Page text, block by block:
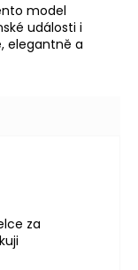
model
události i
elegantně a
5 hvězdiček.
za